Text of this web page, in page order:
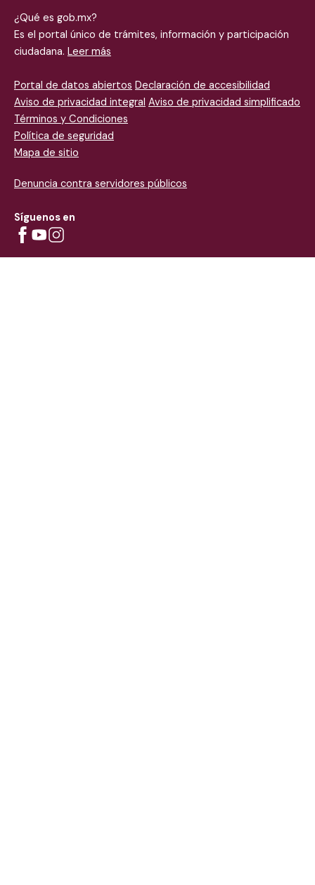
¿Qué es gob.mx?
Es el portal único de trámites, información y participación
ciudadana. Leer más
Portal de datos abiertos Declaración de accesibilidad
Aviso de privacidad integral Aviso de privacidad simplificado
Términos y Condiciones
Política de seguridad
Mapa de sitio
Denuncia contra servidores públicos
Síguenos en